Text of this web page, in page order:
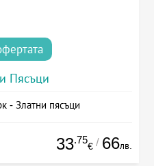
Пясъци
- Златни пясъци
33.75
€ / 66лв.